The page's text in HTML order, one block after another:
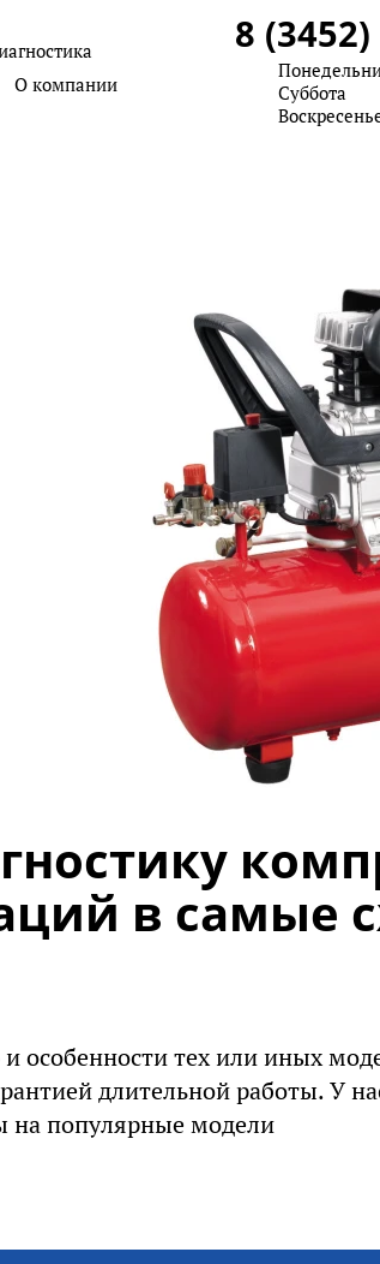
О компании
8
620 20 03
Отдел запчастей
938 77 72
Сервисный центр
в самые
и особенности тех или иных
длительной работы. У
на популярные модели